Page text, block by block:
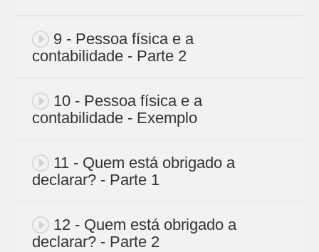
9 - Pessoa física e a
contabilidade - Parte 2
10 - Pessoa física e a
contabilidade - Exemplo
11 - Quem está obrigado a
declarar? - Parte 1
12 - Quem está obrigado a
declarar? - Parte 2